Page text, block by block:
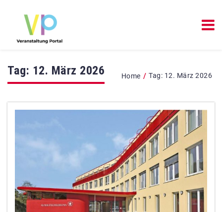
Tag: 12. März 2026 Home / Tag: 12. März 2026